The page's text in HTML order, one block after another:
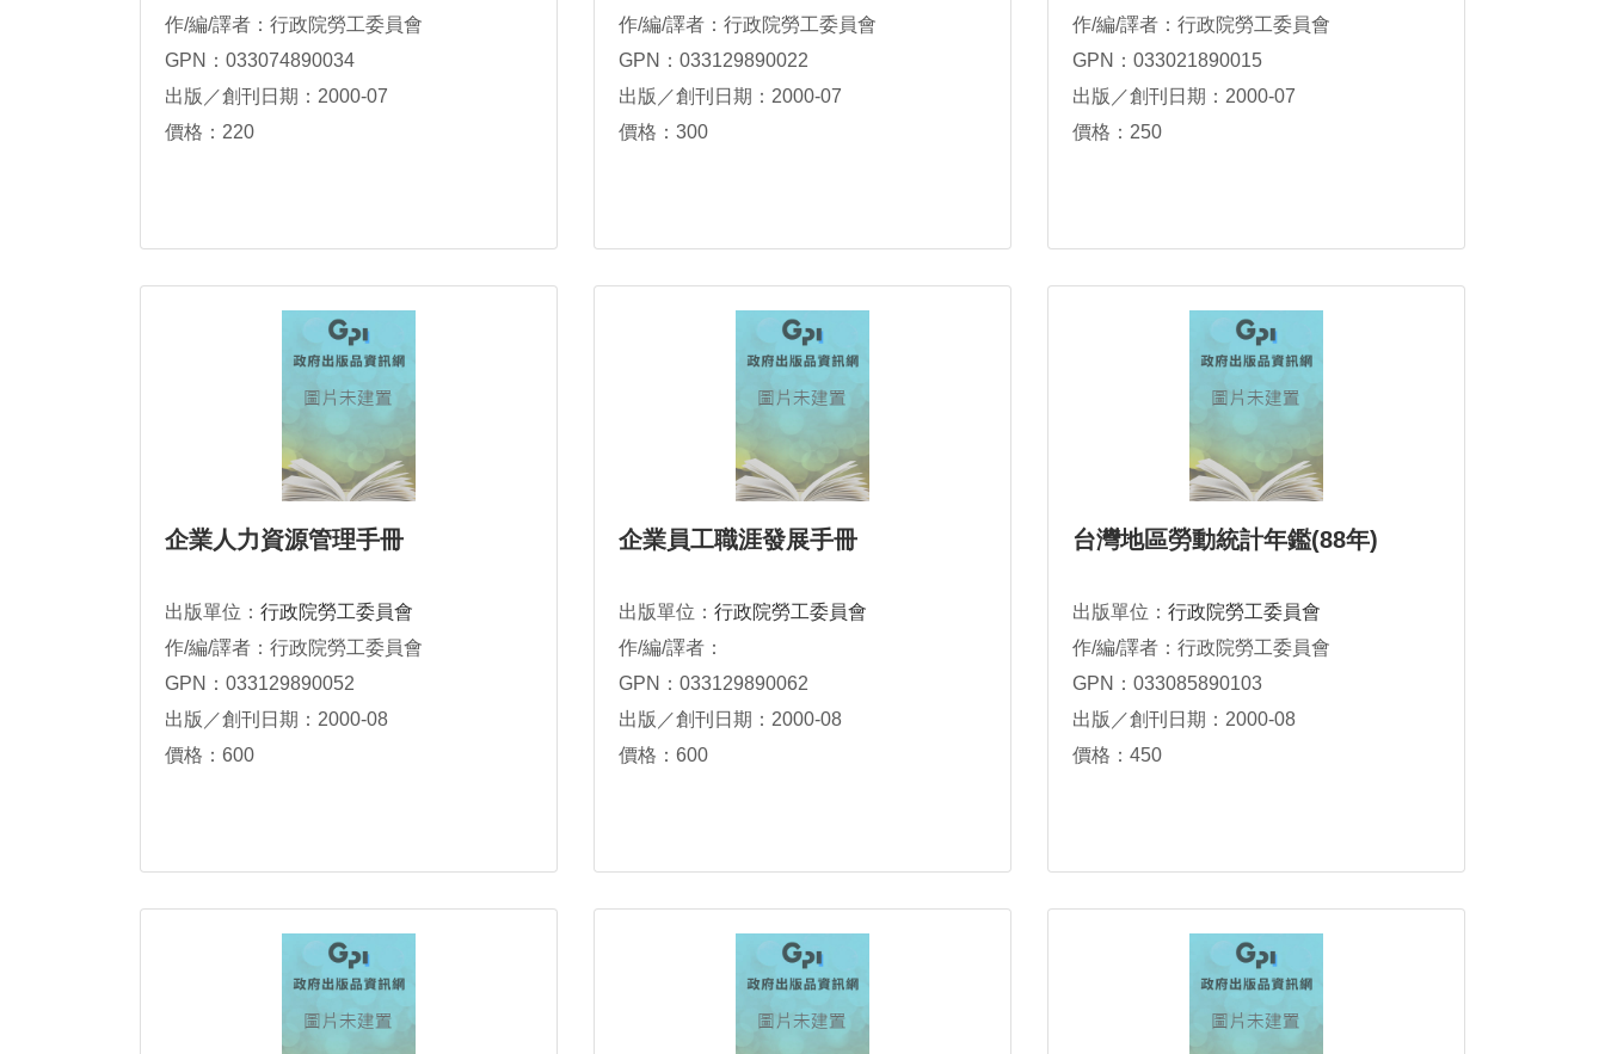
作/編/譯者：行政院勞工委員會
GPN：033074890034
出版／創刊日期：2000-07
價格：220
作/編/譯者：行政院勞工委員會
GPN：033129890022
出版／創刊日期：2000-07
價格：300
作/編/譯者：行政院勞工委員會
GPN：033021890015
出版／創刊日期：2000-07
價格：250
企業人力資源管理手冊
出版單位： 行政院勞工委員會
作/編/譯者：行政院勞工委員會
GPN：033129890052
出版／創刊日期：2000-08
價格：600
企業員工職涯發展手冊
出版單位： 行政院勞工委員會
作/編/譯者：
GPN：033129890062
出版／創刊日期：2000-08
價格：600
台灣地區勞動統計年鑑(88年)
出版單位： 行政院勞工委員會
作/編/譯者：行政院勞工委員會
GPN：033085890103
出版／創刊日期：2000-08
價格：450